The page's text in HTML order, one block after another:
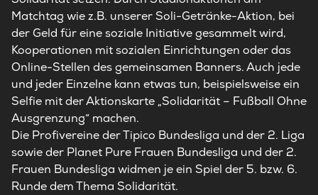
Matchtag wie z.B. unserer Soli-Getränke-Aktion, bei
der Geld für eine soziale Initiative gesammelt wird,
Kooperationen mit sozialen Einrichtungen oder das
Online-Stellen des gemeinsamen Banners. Auch jede
und jeder Einzelne kann etwas tun, beispielsweise ein
Selfie mit der Aktionskarte „Solidarität – Fußball Ohne
Ausgrenzung“ machen.
Die Profivereine der Tipico Bundesliga und der 2. Liga
sowie der Planet Pure Frauen Bundesliga und der 2.
Frauen Bundesliga widmen je ein Spiel der 5. bzw. 6.
Runde dem Thema Solidarität.